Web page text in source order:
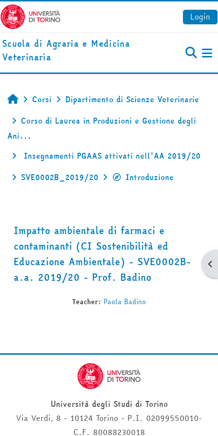
Vai al contenuto principale
Login
Scuola di Agraria e Medicina
Veterinaria
Home
Corsi
Dipartimento di Scienze Veterinarie
Corso di Laurea in Produzioni e Gestione degli
Ani...
Insegnamenti PGAAS attivati nell'AA 2019/20
SVE0002B_2019/20
Introduzione
Impatto ambientale di farmaci e
contaminanti (CI Sostenibilità ed
Educazione Ambientale) - SVE0002B-
a.a. 2019/20 - Prof. Badino
Teacher: Paola Badino
Università degli Studi di Torino
Via Verdi, 8 - 10124 Torino - P.I. 02099550010-
C.F. 80088230018